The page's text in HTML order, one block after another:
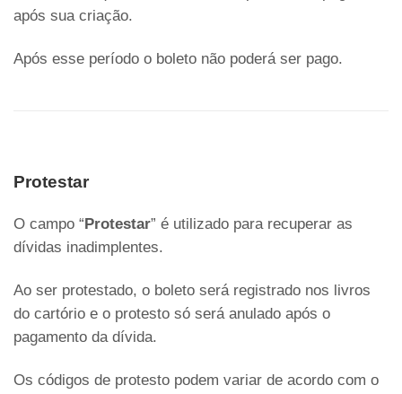
após sua criação.
Após esse período o boleto não poderá ser pago.
Protestar
O campo “ Protestar” é utilizado para recuperar as
dívidas inadimplentes.
Ao ser protestado, o boleto será registrado nos livros
do cartório e o protesto só será anulado após o
pagamento da dívida.
Os códigos de protesto podem variar de acordo com o